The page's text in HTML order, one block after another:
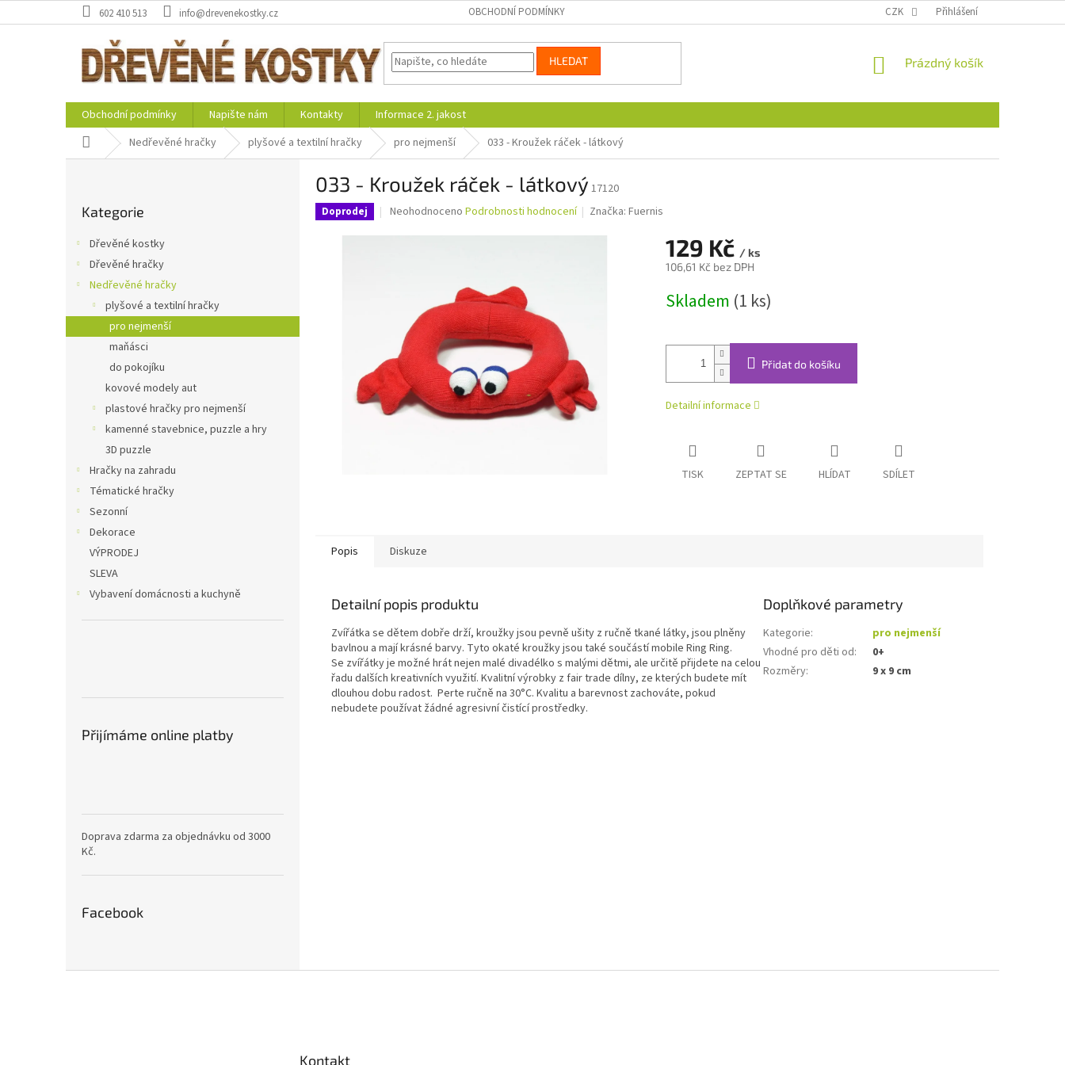
na
602 410 513 info@drevenekostky.cz OBCHODNÍ PODMÍNKY CZK Přihlášení
HLEDAT
NÁKUPNÍ
Prázdný košík
Obchodní podmínky Napište nám Kontakty
Informace 2. jakost
Domů Nedřevěné hračky plyšové a textilní hračky pro nejmenší 033 - Kroužek ráček - látkový
a
kategorie
Kategorie
Dřevěné kostky
Dřevěné hračky
Nedřevěné hračky
plyšové a textilní hračky
pro nejmenší
maňásci
do pokojíku
kovové modely aut
plastové hračky pro nejmenší
kamenné stavebnice, puzzle a hry
3D puzzle
Hračky na zahradu
Tématické hračky
Sezonní
Dekorace
VÝPRODEJ
SLEVA
Vybavení domácnosti a kuchyně
Přijímáme online platby
Doprava zdarma za objednávku od 3000
Kč.
Facebook
033 - Kroužek ráček - látkový 17120
Doprodej
Průměrné
produktu
hvězdiček.
Neohodnoceno Podrobnosti hodnocení Značka:Fuernis
129 Kč / ks
106,61 Kč bez DPH
cena:
Skladem (1 ks)
Přidat do košíku
Detailní informace
TISK ZEPTAT SE HLÍDAT SDÍLET
Popis Diskuze
Detailní popis produktu
Zvířátka se dětem dobře drží, kroužky jsou pevně ušity z ručně tkané látky, jsou plněny
bavlnou a mají krásné barvy. Tyto okaté kroužky jsou také součástí mobile Ring Ring.
Se zvířátky je možné hrát nejen malé divadélko s malými dětmi, ale určitě přijdete na celou
řadu dalších kreativních využití. Kvalitní výrobky z fair trade dílny, ze kterých budete mít
dlouhou dobu radost. Perte ručně na 30°C. Kvalitu a barevnost zachováte, pokud
nebudete používat žádné agresivní čistící prostředky.
Doplňkové parametry
Kategorie:
pro nejmenší
Vhodné pro děti od:
0+
Rozměry: 9 x 9 cm
Kontakt